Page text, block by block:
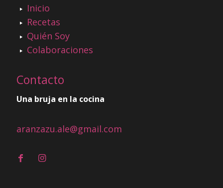
Inicio
Recetas
Quién Soy
Colaboraciones
Contacto
Una bruja en la cocina
aranzazu.ale@gmail.com